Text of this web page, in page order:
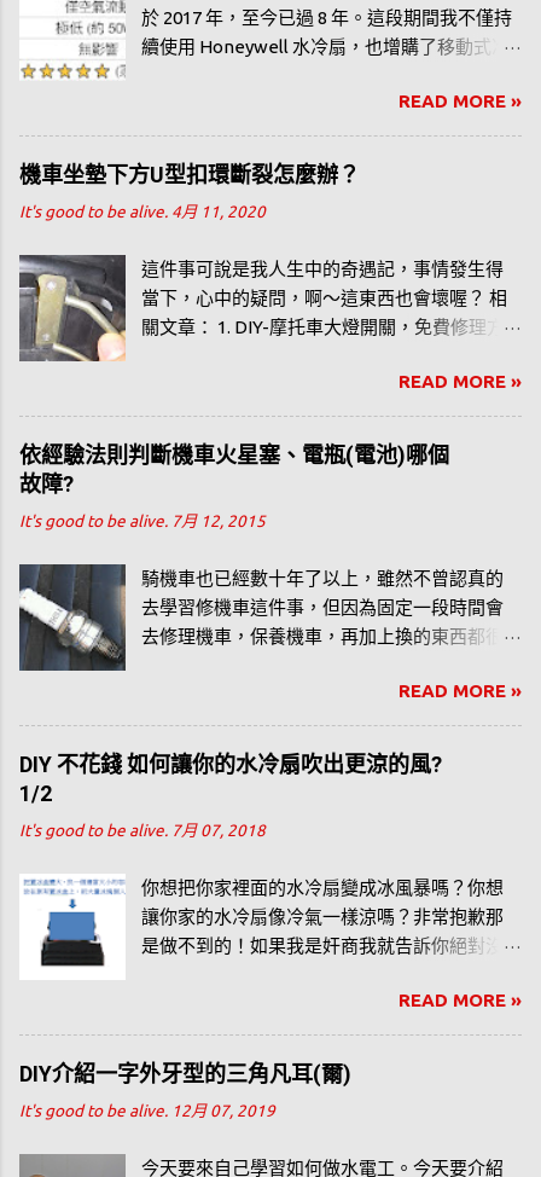
於 2017 年，至今已過 8 年。這段期間我不僅持
續使用 Honeywell 水冷扇，也增購了移動式冷
有數據與建議，確保在 2026 年的今日，這些實
測心得依然準確且具備參考價值。 很多人寫部
落格都是勸敗、推薦等等，好像錢不是錢，一
直鼓吹網友買，但這篇是我個人使用水冷扇三
個夏天的心得。而我買的是 Honeywell
READ MORE »
機車坐墊下方U型扣環斷裂怎麼辦？
It's good to be alive. 4月 11, 2020
這件事可說是我人生中的奇遇記，事情發生得
當下，心中的疑問，啊～這東西也會壞喔？ 相
關文章： 1. DIY-摩托車大燈開關，免費修理方
池）哪個故障？ 3. 騎機車騎到半路。鑰匙突然
斷了，怎麼辦？？ 4. DIY_你自己也可以更換機
車火星塞。 5. 汽、機車排氣管的溫度？
READ MORE »
依經驗法則判斷機車火星塞、電瓶(電池)哪個
故障?
It's good to be alive. 7月 12, 2015
騎機車也已經數十年了以上，雖然不曾認真的
去學習修機車這件事，但因為固定一段時間會
去修理機車，保養機車，再加上換的東西都很
不曾吃過豬肉，也看過豬走路，我想大概就是
這個意思。 以我自己騎的這台老 125 來說（Ｐ
Ｓ．我後來換了新車了， 分享文在此 ），如果
發不動這個問題的話，通常是只有兩個原因，
電。如何去區分火星塞壞掉還是電瓶（電池）
（SOP），主要掌握的幾點要素： 一、氣候 下
雨天或剛下過雨，通常是發不動車的高峰期。
二、多久沒發動機車 好幾天沒騎車，尤其是周
（發動）開關後有無聲響 如果發不動機車的原
因只有火星塞和電瓶的話，這個是區分故障發
不動車子的最主要的關鍵， 按下啟動（發動）
開關幾乎無聲響，肯定是電池（電瓶）壞了。
完全沒有任何聲響反應，而且是事件通常是發
READ MORE »
DIY 不花錢 如何讓你的水冷扇吹出更涼的風?
1/2
It's good to be alive. 7月 07, 2018
你想把你家裡面的水冷扇變成冰風暴嗎？你想
讓你家的水冷扇像冷氣一樣涼嗎？非常抱歉那
是做不到的！如果我是奸商我就告訴你絕對沒
者，我必須老實說，水冷扇只不過是風扇的一
種，跟冷氣差遠遠遠……遠了。 我個人實際使
用水冷扇快三～四個夏天了，覺得有一些方
法，應該可以讓水冷扇吹出「更涼」的風。
READ MORE »
DIY介紹一字外牙型的三角凡耳(爾)
It's good to be alive. 12月 07, 2019
今天要來自己學習如何做水電工。今天要介紹